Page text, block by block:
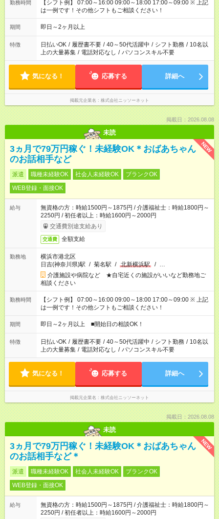
勤務時間
【シフト例】 07:00～16:00 09:00～18:00 17:00～09:00 ※ 上記
は一例です！その他シフトもご相談ください！
期間 即日～2ヶ月以上
特徴 日払いOK / 履歴書不要 / 40～50代活躍中 / シフト勤務 / 10名以
上の大量募集 / 電話対応なし / パソコンスキル不要
気になる！ 応募する 詳細へ
掲載元企業名 株式会社ニッソーネット
掲載日：2026.08.08
未読
NEW
3ヵ月で79万円稼ぐ！未経験OK＊おばあちゃん
のお話相手など
派遣 職種未経験OK 社会人未経験OK
ブランクOK
WEB登録・面接OK
給与
無資格の方：時給1500円～1875円 / 介護福祉士：時給1800円～
2250円 / 初任者以上：時給1600円～2000円
交通費別途支給あり
交通費 全額支給
勤務地
横浜市港北区
日吉(神奈川県)駅 / 菊名駅 / 北新横浜駅 / …
介護施設や病院など ★自宅近くの施設がいいなど勤務地ご
相談ください
勤務時間
【シフト例】 07:00～16:00 09:00～18:00 17:00～09:00 ※ 上記
は一例です！その他シフトもご相談ください！
期間 即日～2ヶ月以上 ■開始日の相談OK！
特徴 日払いOK / 履歴書不要 / 40～50代活躍中 / シフト勤務 / 10名以
上の大量募集 / 電話対応なし / パソコンスキル不要
気になる！ 応募する 詳細へ
掲載元企業名 株式会社ニッソーネット
掲載日：2026.08.08
未読
NEW
3ヵ月で79万円稼ぐ！未経験OK＊おばあちゃん
のお話相手など＊
派遣 職種未経験OK 社会人未経験OK
ブランクOK
WEB登録・面接OK
給与
無資格の方：時給1500円～1875円 / 介護福祉士：時給1800円～
2250円 / 初任者以上：時給1600円～2000円